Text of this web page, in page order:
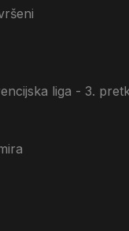
liga - 3.